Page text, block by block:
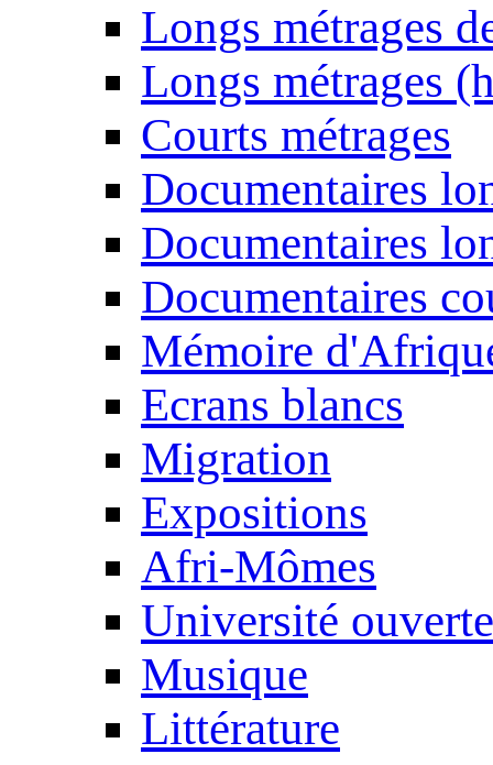
Longs métrages
Longs métrages
Courts métrages
Documentaires
Documentaires
Documentaires
Mémoire
Ecrans blancs
Migration
Expositions
Afri-Mômes
Université ouverte
Musique
Littérature